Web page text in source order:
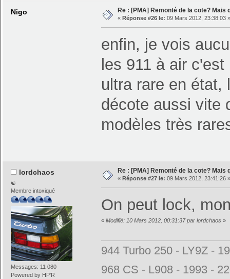
Nigo Re : [PMA] Remonté de la cote? Mais
« Réponse #26 le: 09 Mars 2012, 23:38:03 »
enfin, je vois
les 911 à air
ultra rare en état,
décote aussi vite
modèles très
lordchaos
☯
Membre intoxiqué
Messages: 11 080
Powered by HP'R
Re : [PMA] Remonté de la cote? Mais
« Réponse #27 le: 09 Mars 2012, 23:41:26 »
On peut lock,
« Modifié: 10 Mars 2012, 00:31:37 par lordchaos »
944 Turbo 250 - LY9Z -
968 CS - L908 - 1993 -